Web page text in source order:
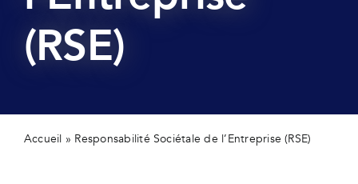
Secteurs
Contactez-nous
(RSE)
Accueil » Responsabilité Sociétale de l’Entreprise (RSE)